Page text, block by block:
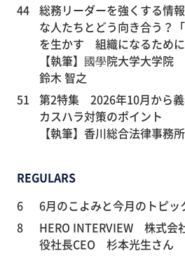
44 総務リーダーを強くする情
な人たちとどう向き合う？
を生かす 組織になるために
【執筆】國學院大学大学
鈴木 智之
51
第2特集 2026年10月から
カスハラ対策のポイント
【執筆】香川総合法律事
REGULARS
6
6月のこよみと今月のトピッ
8
HERO INTERVIEW 株式
役社長CEO 杉本光生さん